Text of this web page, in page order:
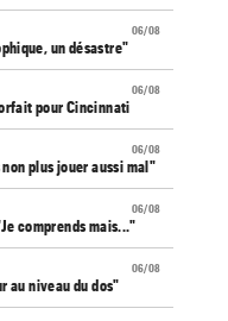
06/08
un désastre"
06/08
pour Cincinnati
06/08
plus jouer aussi mal"
06/08
comprends mais..."
06/08
au niveau du dos"